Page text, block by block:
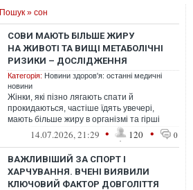
Пошук » сон
СОВИ МАЮТЬ БІЛЬШЕ ЖИРУ
НА ЖИВОТІ ТА ВИЩІ МЕТАБОЛІЧНІ
РИЗИКИ – ДОСЛІДЖЕННЯ
Категорія: Новини здоров'я: останні медичні
новини
Жінки, які пізно лягають спати й
прокидаються, частіше їдять увечері,
мають більше жиру в організмі та гірші
показники обміну речовин. Це показало
14.07.2026, 21:29 • 120 • 0
ВАЖЛИВІШИЙ ЗА СПОРТ І
ХАРЧУВАННЯ. ВЧЕНІ ВИЯВИЛИ
КЛЮЧОВИЙ ФАКТОР ДОВГОЛІТТЯ